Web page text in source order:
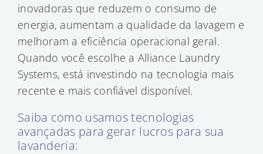
inovadoras que reduzem o consumo de
energia, aumentam a qualidade da lavagem e
melhoram a eficiência operacional geral.
Quando você escolhe a Alliance Laundry
Systems, está investindo na tecnologia mais
recente e mais confiável disponível.
Saiba como usamos tecnologias
avançadas para gerar lucros para sua
lavanderia: